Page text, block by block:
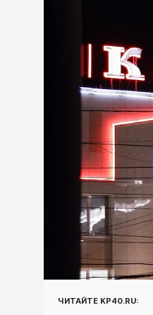
ЧИТАЙТЕ KP40.RU: